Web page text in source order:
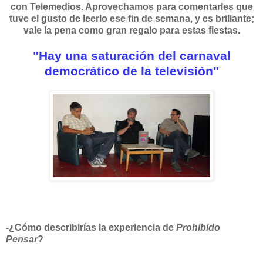
con Telemedios. Aprovechamos para comentarles que
tuve el gusto de leerlo ese fin de semana, y es brillante;
vale la pena como gran regalo para estas fiestas.
"Hay una saturación del carnaval
democrático de la televisión"
-¿Cómo describirías la experiencia de Prohibido
Pensar?